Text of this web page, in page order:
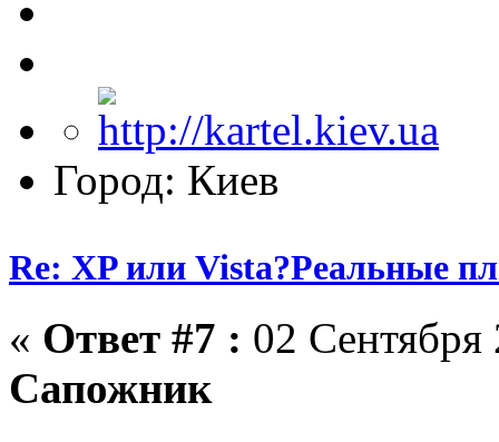
Город: Киев
Re: XP или Vista?Реальные
« Ответ #7 : 02
Сапожник